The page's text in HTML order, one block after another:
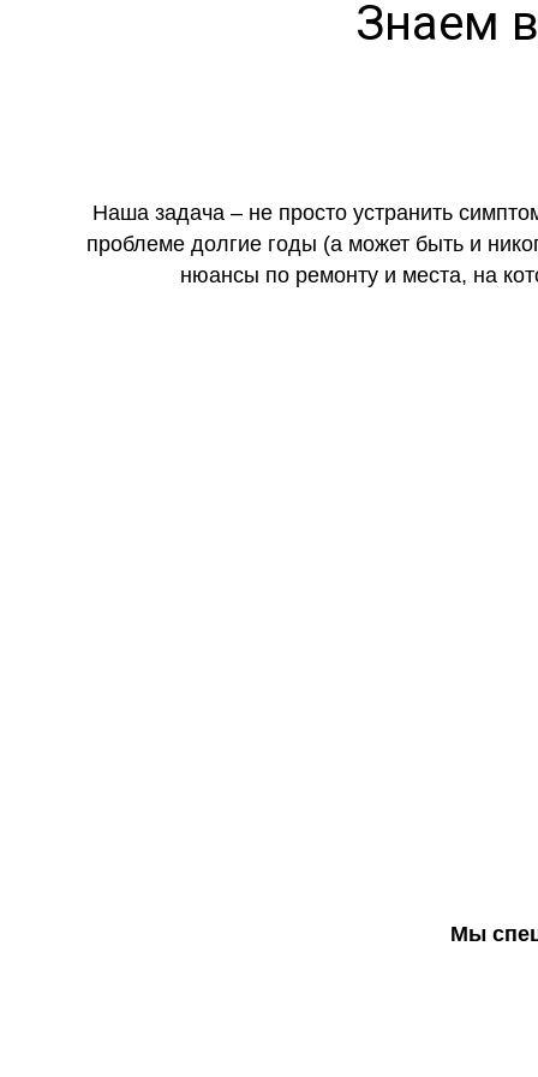
Знаем
Наша задача – не просто устранить
проблеме долгие годы (а может быть и
нюансы по ремонту и места, на
Мы